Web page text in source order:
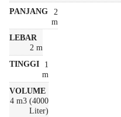
2
m
2 m
1
m
4 m3 (4000
Liter)